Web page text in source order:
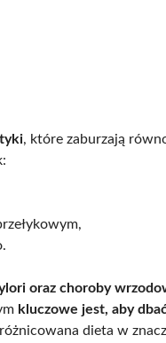
, które zaburzają
oraz choroby
kluczowe jest, aby
dieta w